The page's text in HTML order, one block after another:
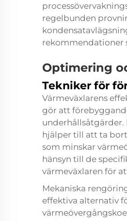
regelbunden
rekommendationer
Optimering
Tekniker för
Värmeväxlarens
gör att
hjälper till att ta
som minskar
hänsyn till de
värmeväxlaren för
Mekaniska
effektiva alternativ